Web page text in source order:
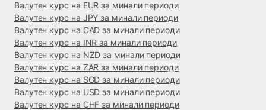
Валутен курс на EUR за минали периоди
Валутен курс на JPY за минали периоди
Валутен курс на CAD за минали периоди
Валутен курс на INR за минали периоди
Валутен курс на NZD за минали периоди
Валутен курс на ZAR за минали периоди
Валутен курс на SGD за минали периоди
Валутен курс на USD за минали периоди
Валутен курс на CHF за минали периоди